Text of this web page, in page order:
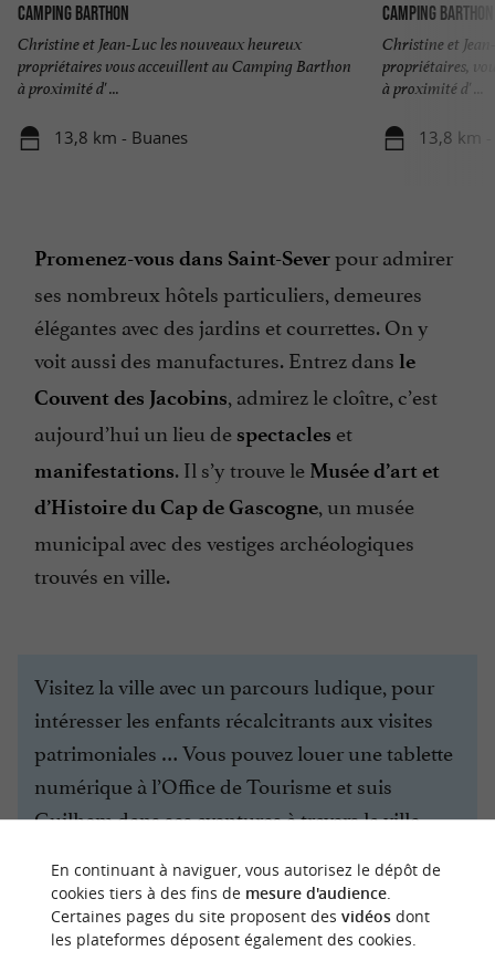
Camping Barthon
Christine et Jean-Luc les nouveaux heureux
propriétaires vous acceuillent au Camping Barthon
à proximité d' ...
13,8 km - Buanes
Camping Barthon
Christine et
propriétaires,
à proximité d' ...
13,8 km -
Promenez-vous dans Saint-Severpour admirer
ses nombreux hôtels particuliers, demeures
élégantes avec des jardins et courrettes. On y
voit aussi des manufactures. Entrez dans le
Couvent des Jacobins, admirez le cloître, c’est
aujourd’hui un lieu de spectacles et
manifestations. Il s’y trouve le Musée d’art et
d’Histoire du Cap de Gascogne, un musée
municipal avec des vestiges archéologiques
trouvés en ville.
Visitez la ville avec un parcours ludique, pour
intéresser les enfants récalcitrants aux visites
patrimoniales … Vous pouvez louer une tablette
numérique à l’Office de Tourisme et suis
Guilhem dans ses aventures à travers la ville.
la visite numérique de Saint-Sever sur Youtube
depuis votre Smartphone
En continuant à naviguer, vous autorisez le dépôt de
cookies tiers à des fins de mesure d'audience.
Certaines pages du site proposent des vidéosdont
les plateformes déposent également des cookies.